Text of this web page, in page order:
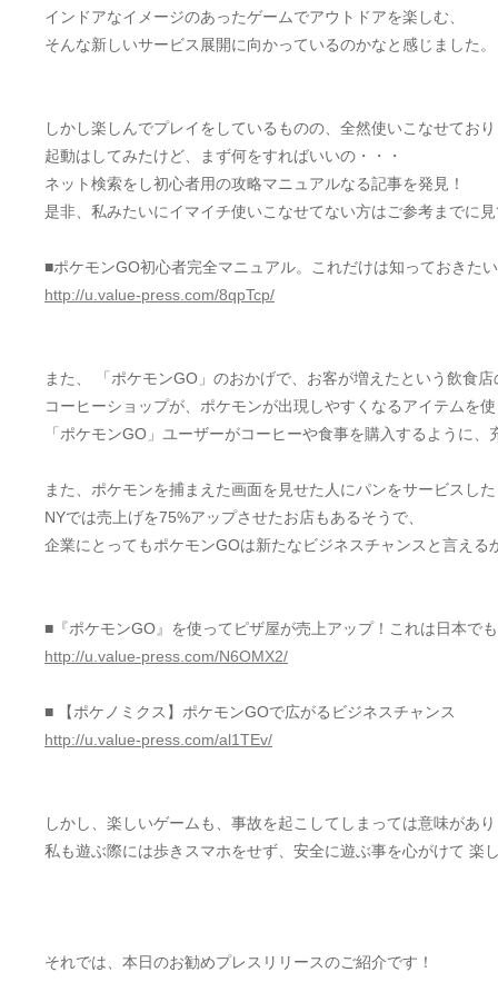
インドアなイメージのあったゲームでアウトドアを楽しむ、
そんな新しいサービス展開に向かっているのかなと感じました。
しかし楽しんでプレイをしているものの、全然使いこなせてお
起動はしてみたけど、まず何をすればいいの・・・
ネット検索をし初心者用の攻略マニュアルなる記事を発見！
是非、私みたいにイマイチ使いこなせてない方はご参考までに
■ポケモンGO初心者完全マニュアル。これだけは知っておきた
http://u.value-press.com/8qpTcp/
また、 「ポケモンGO」のおかげで、お客が増えたという飲食
コーヒーショップが、ポケモンが出現しやすくなるアイテムを
「ポケモンGO」ユーザーがコーヒーや食事を購入するように
また、ポケモンを捕まえた画面を見せた人にパンをサービスし
NYでは売上げを75%アップさせたお店もあるそうで、
企業にとってもポケモンGOは新たなビジネスチャンスと言える
■『ポケモンGO』を使ってピザ屋が売上アップ！これは日本で
http://u.value-press.com/N6OMX2/
■ 【ポケノミクス】ポケモンGOで広がるビジネスチャンス
http://u.value-press.com/al1TEv/
しかし、楽しいゲームも、事故を起こしてしまっては意味があ
私も遊ぶ際には歩きスマホをせず、安全に遊ぶ事を心がけて 楽
それでは、本日のお勧めプレスリリースのご紹介です！